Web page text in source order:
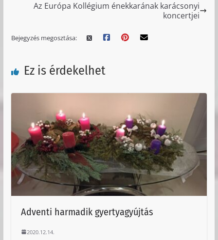
Az Európa Kollégium énekkarának karácsonyi
koncertjei
Bejegyzés megosztása:
Ez is érdekelhet
Adventi harmadik gyertyagyújtás
2020.12.14.